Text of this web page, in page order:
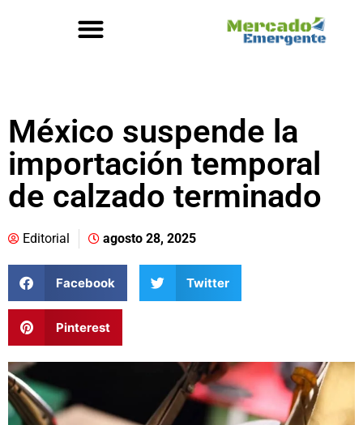
México suspende la
importación temporal
de calzado terminado
Editorial agosto 28, 2025
Facebook Twitter
Pinterest